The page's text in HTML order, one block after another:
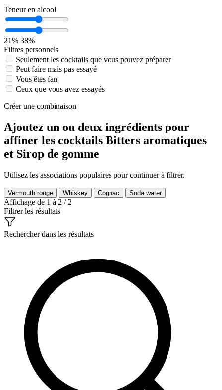
Teneur en alcool
21% 38%
Filtres personnels
Seulement les cocktails que vous pouvez préparer
Peut faire mais pas essayé
Vous êtes fan
Ceux que vous avez essayés
Créer une combinaison
Ajoutez un ou deux ingrédients pour
affiner les cocktails Bitters aromatiques
et Sirop de gomme
Utilisez les associations populaires pour continuer à filtrer.
Vermouth rouge Whiskey Cognac Soda water
Affichage de 1 à 2 / 2
Filtrer les résultats
Rechercher dans les résultats